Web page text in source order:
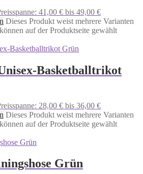
41,00 € bis 49,00 €
Dieses Produkt weist mehrere Varianten
auf der Produktseite gewählt
Basketballtrikot
28,00 € bis 36,00 €
Dieses Produkt weist mehrere Varianten
auf der Produktseite gewählt
Grün